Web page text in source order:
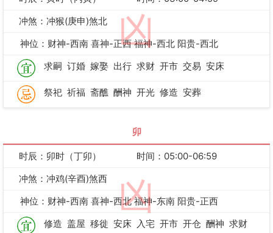
凶
冲煞：冲猴(庚申)煞北
神位：财神-西南 喜神-正西 福神-西北 阳贵-西北
求嗣 订婚 嫁娶 出行 求财 开市 交易 安床
祭祀 祈福 斋醮 酬神 开光 修造 安葬
卯
凶
时辰：卯时（丁卯）
时间：05:00-06:59
冲煞：冲鸡(辛酉)煞西
神位：财神-西南 喜神-西北 福神-东南 阳贵-正西
修造 盖屋 移徙 安床 入宅 开市 开仓 酬神 求财